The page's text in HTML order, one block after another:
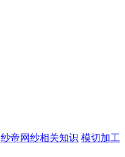
纱帝网纱相关知识 模切加工